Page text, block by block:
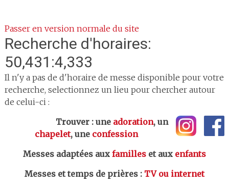
Passer en version normale du site
Recherche d'horaires:
50,431:4,333
Il n'y a pas de d'horaire de messe disponible pour votre
recherche, selectionnez un lieu pour chercher autour
de celui-ci :
Trouver : une adoration, un
chapelet, une confession
Messes adaptées aux familleset aux enfants
Messes et temps de prières: TV ou internet